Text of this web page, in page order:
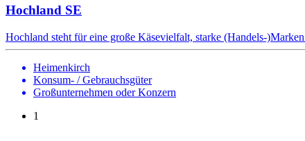
Hochland SE
Hochland steht für eine große Käsevielfalt, starke (Handels-
Heimenkirch
Konsum- / Gebrauchsgüter
Großunternehmen oder Konzern
1